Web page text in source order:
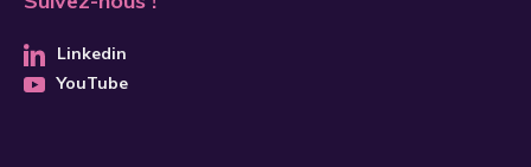
Linkedin
YouTube